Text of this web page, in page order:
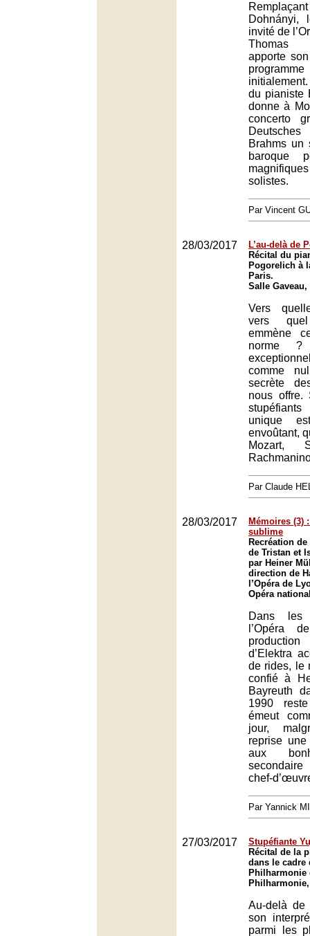
Dohnányi,
invité de
Thomas
apporte
du pianiste
donne à
concerto
Brahms un
baroque
solistes.
Par Vincent
28/03/2017
L’au-delà de
Récital du
Pogorelich à
Paris.
Salle Gaveau,
Vers
vers
emmène
norme ?
comme
secrète
nous offre.
unique
envoûtant,
Mozart,
Par Claude
28/03/2017
Mémoires (3)
sublime
Recréation
de Tristan et
par Heiner
direction de
l’Opéra de
Opéra
Dans les
l’Opéra
d’Elektra
de rides, le
confié à
Bayreuth
1990
émeut
jour,
reprise
aux
chef-
Par Yannick
27/03/2017
Stupéfiante
Récital de la
dans le cadre
Philharmonie
Au-delà de
son
parmi les